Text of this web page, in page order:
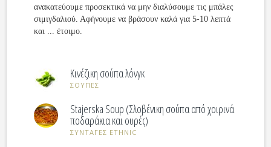
ανακατεύουμε προσεκτικά να μην διαλύσουμε τις μπάλες
σιμιγδαλιού. Αφήνουμε να βράσουν καλά για 5-10 λεπτά
και ... έτοιμο.
Κινέζικη σούπα λόνγκ
ΣΟΥΠΕΣ
Stajerska Soup (Σλοβένικη σούπα από χοιρινά
ποδαράκια και ουρές)
ΣΥΝΤΑΓΕΣ ETHNIC